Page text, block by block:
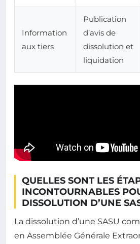
Information
aux tiers
Publication
d’avis de
dissolution et
liquidation
QUELLES SONT LES
INCONTOURNABLES
DISSOLUTION D’UNE
La dissolution d’une SASU
en Assemblée Générale